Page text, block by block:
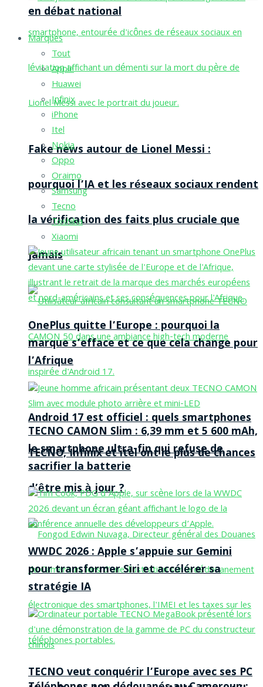
Fake news autour de Lionel Messi :
pourquoi l’IA et les réseaux sociaux rendent
la vérification des faits plus cruciale que
jamais
Android 17 est officiel : quels smartphones
TECNO, Infinix et itel ont le plus de chances
d’être mis à jour ?
en débat national
Marques
Tout
Apple
Huawei
Infinix
iPhone
Itel
Nokia
Oppo
Oraimo
Samsung
Tecno
Toshiba
Xiaomi
OnePlus quitte l’Europe : pourquoi la
marque s’efface et ce que cela change pour
l’Afrique
TECNO CAMON Slim : 6,39 mm et 5 600 mAh,
le smartphone ultra-fin qui refuse de
sacrifier la batterie
WWDC 2026 : Apple s’appuie sur Gemini
pour transformer Siri et accélérer sa
stratégie IA
TECNO veut conquérir l’Europe avec ses PC